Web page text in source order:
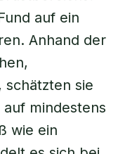
auf ein
Anhand der
schätzten sie
mindestens
wie ein